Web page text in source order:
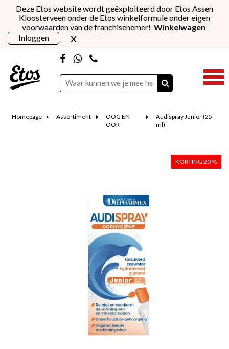
Deze Etos website wordt geëxploiteerd door Etos Assen
Kloosterveen onder de Etos winkelformule onder eigen
voorwaarden van de franchisenemer! Winkelwagen
Inloggen
x
Homepage Assortiment
OOG EN
OOR
Audispray Junior (25
ml)
KORTING 20 %